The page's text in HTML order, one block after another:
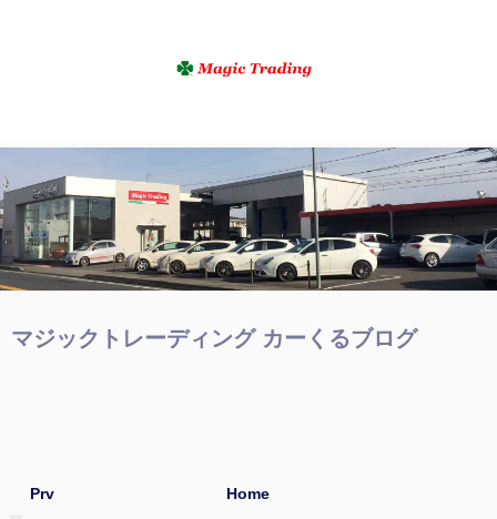
マジックトレーディング カーくるブログ
Prv Home